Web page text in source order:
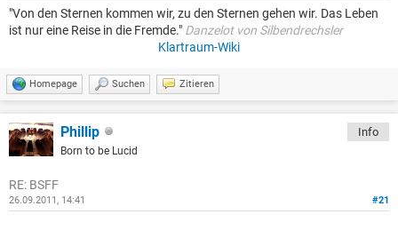
"Von den Sternen kommen wir, zu den Sternen gehen wir. Das Leben
ist nur eine Reise in die Fremde." Danzelot von Silbendrechsler
Klartraum-Wiki
Homepage Suchen Zitieren
Phillip
Born to be Lucid
Info
RE: BSFF
#21
26.09.2011, 14:41